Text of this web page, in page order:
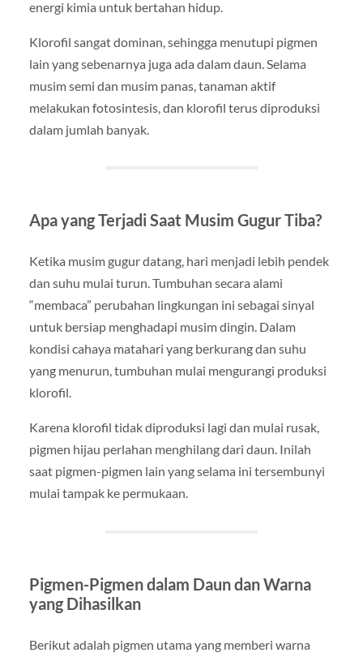
energi kimia untuk bertahan hidup.
Klorofil sangat dominan, sehingga menutupi pigmen
lain yang sebenarnya juga ada dalam daun. Selama
musim semi dan musim panas, tanaman aktif
melakukan fotosintesis, dan klorofil terus diproduksi
dalam jumlah banyak.
Apa yang Terjadi Saat Musim Gugur Tiba?
Ketika musim gugur datang, hari menjadi lebih pendek
dan suhu mulai turun. Tumbuhan secara alami
“membaca” perubahan lingkungan ini sebagai sinyal
untuk bersiap menghadapi musim dingin. Dalam
kondisi cahaya matahari yang berkurang dan suhu
yang menurun, tumbuhan mulai mengurangi produksi
klorofil.
Karena klorofil tidak diproduksi lagi dan mulai rusak,
pigmen hijau perlahan menghilang dari daun. Inilah
saat pigmen-pigmen lain yang selama ini tersembunyi
mulai tampak ke permukaan.
Pigmen-Pigmen dalam Daun dan Warna
yang Dihasilkan
Berikut adalah pigmen utama yang memberi warna